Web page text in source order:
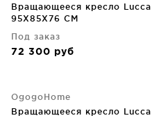
Вращающееся кресло Lucca
95X85X76 CM
Под заказ
72 300 руб
OgogoHome
Вращающееся кресло Lucca